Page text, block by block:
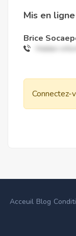
Mis en
Brice
Hidden
Connectez-
Acceuil Blog